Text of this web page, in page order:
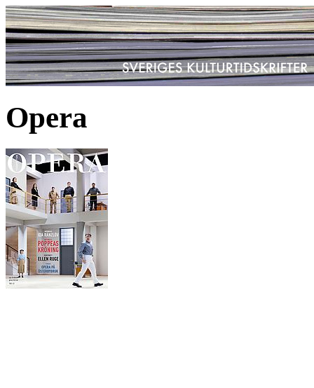
Opera